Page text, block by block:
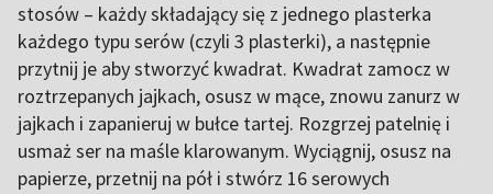
stosów – każdy składający się z jednego plasterka
każdego typu serów (czyli 3 plasterki), a następnie
przytnij je aby stworzyć kwadrat. Kwadrat zamocz w
roztrzepanych jajkach, osusz w mące, znowu zanurz w
jajkach i zapanieruj w bułce tartej. Rozgrzej patelnię i
usmaż ser na maśle klarowanym. Wyciągnij, osusz na
papierze, przetnij na pół i stwórz 16 serowych